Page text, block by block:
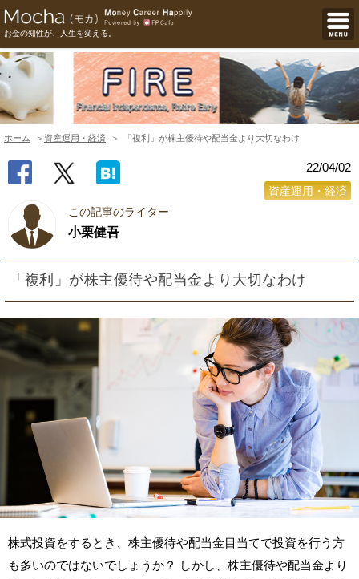
お金の知性が、人生を変える。
ホーム 資産運用・経済 「複利」が株主優待や配当金より大切なわけ
22/04/02
資産運用・経済
この記事のライター
小栗健吾
「複利」が株主優待や配当金より大切なわけ
株式投資をするとき、株主優待や配当金目当てで投資を行う方
も多いのではないでしょうか？ しかし、株主優待や配当金より